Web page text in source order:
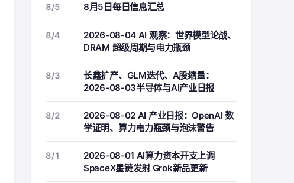
8/5 8月5日每日信息汇总
8/4
2026-08-04 AI 观察：世界模型论战、
DRAM 超级周期与电力瓶颈
8/3
长鑫扩产、GLM迭代、A股缩量：
2026-08-03半导体与AI产业日报
8/2
2026-08-02 AI 产业日报：OpenAI 数
学证明、算力电力瓶颈与泡沫警告
8/1
2026-08-01 AI算力资本开支上调
SpaceX星链发射 Grok新品更新